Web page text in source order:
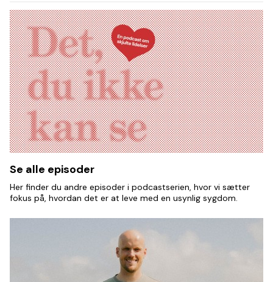
Se alle episoder
Her finder du andre episoder i podcastserien, hvor vi sætter
fokus på, hvordan det er at leve med en usynlig sygdom.